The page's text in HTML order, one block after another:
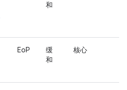
和
EoP
缓
和
核心